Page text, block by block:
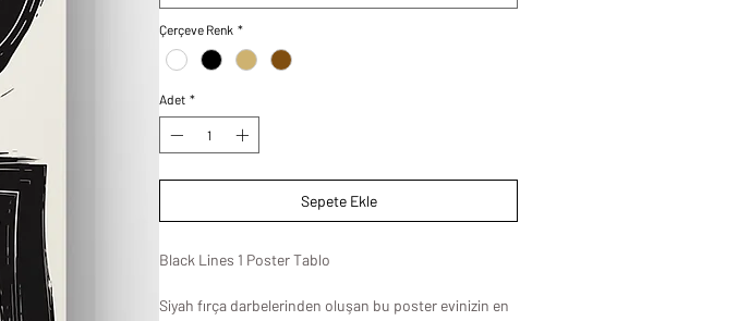
Çerçeve Renk *
Adet *
Sepete Ekle
Black Lines 1 Poster Tablo
Siyah fırça darbelerinden oluşan bu poster evinizin en